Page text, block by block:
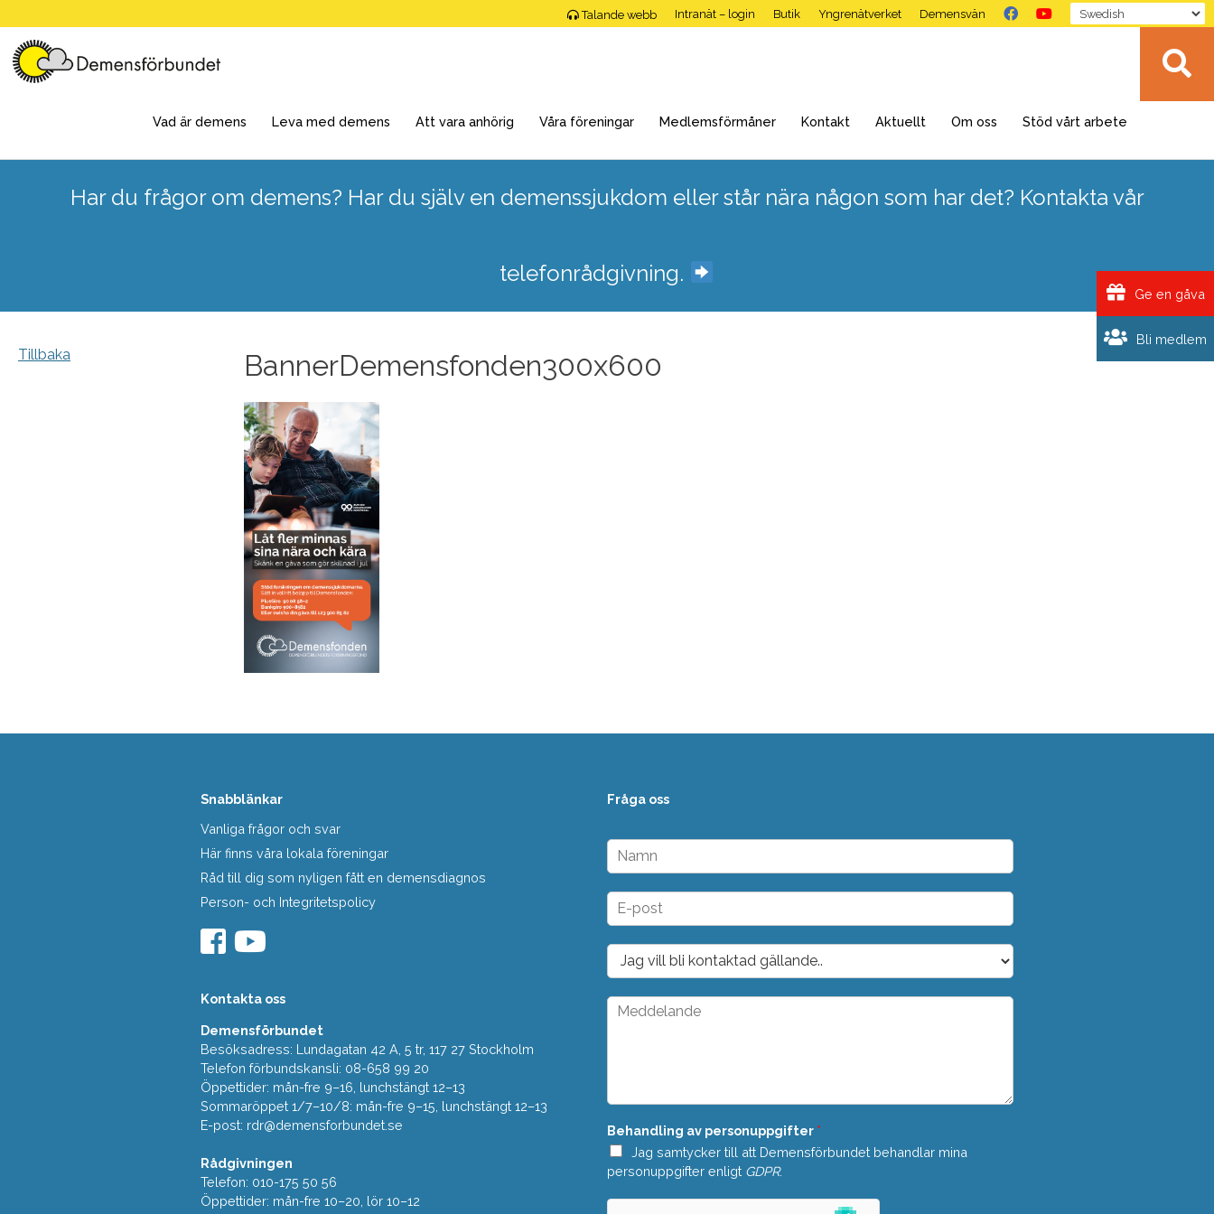
to
content
Talande webb Intranät – login Butik Yngrenätverket Demensvän
Vad är demens Leva med demens Att vara anhörig Våra föreningar Medlemsförmåner Kontakt Aktuellt Om oss Stöd vårt arbete
Har du frågor om demens? Har du själv en demenssjukdom eller står nära någon som har det? Kontakta vår
telefonrådgivning.
Tillbaka BannerDemensfonden300x600
Snabblänkar
Vanliga frågor och svar
Här finns våra lokala föreningar
Råd till dig som nyligen fått en demensdiagnos
Person- och Integritetspolicy
Kontakta oss
Demensförbundet
Besöksadress: Lundagatan 42 A, 5 tr, 117 27 Stockholm
Telefon förbundskansli: 08-658 99 20
Öppettider: mån-fre 9–16, lunchstängt 12–13
Sommaröppet 1/7–10/8: mån-fre 9–15, lunchstängt 12–13
E-post: rdr@demensforbundet.se
Rådgivningen
Telefon: 010-175 50 56
Öppettider: mån-fre 10–20, lör 10–12
Fråga oss
N
m
n
E
p
o
t
*
D
o
p
M
a
d
e
*
Behandling av personuppgifter *
Jag samtycker till att Demensförbundet behandlar mina
personuppgifter enligt GDPR.
Bli medlem
Ge en gåva